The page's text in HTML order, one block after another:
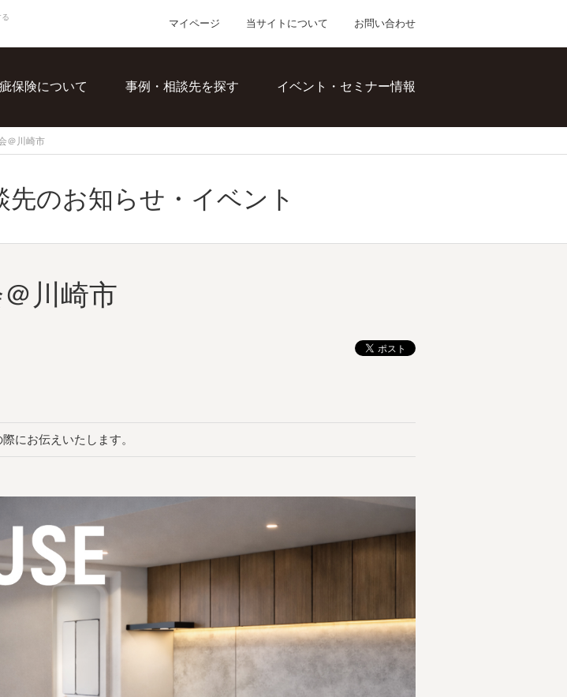
マイページ 当サイトについて お問い合わせ
保険について 事例・相談先を探す イベント・セミナー情報
＠川崎市
先のお知らせ・イベント
川崎市
にお伝えいたします。